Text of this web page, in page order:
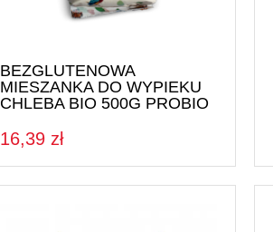
BEZGLUTENOWA
MIESZANKA DO WYPIEKU
CHLEBA BIO 500G PROBIO
16,39 zł